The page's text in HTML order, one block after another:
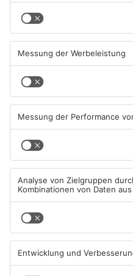
05.08.2026, 13:42 UHR IN KREIS
OFFENBACH
Hier brauchen Autofahrer in
Rodgau jetzt mehr Geduld
04.08.2026, 06:47 UHR IN KREIS
OFFENBACH